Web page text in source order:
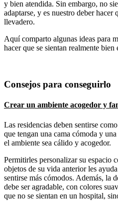
y bien atendida. Sin embargo, no
adaptarse, y es nuestro deber hacer
llevadero.
Aquí comparto algunas ideas para
hacer que se sientan realmente bien
Consejos para conseguirlo
Crear un ambiente acogedor y
Las residencias deben sentirse
que tengan una cama cómoda y
el ambiente sea cálido y acogedor.
Permitirles personalizar su espacio
objetos de su vida anterior les
sentirse más cómodos. Además, la
debe ser agradable, con colores
que no se sientan en un hospital,